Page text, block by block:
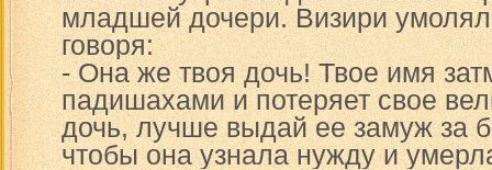
младшей дочери. Визири
говоря:
- Она же твоя дочь! Твое имя
падишахами и потеряет свое
дочь, лучше выдай ее замуж за
чтобы она узнала нужду и